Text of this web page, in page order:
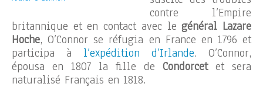
contre l’Empire
britannique et en contact avec legénéral Lazare
Hoche, O’Connor se réfugia en France en 1796 et
participa à l’expédition d’Irlande. O’Connor,
épousa en 1807 la fille de Condorcetet sera
naturalisé Français en 1818.